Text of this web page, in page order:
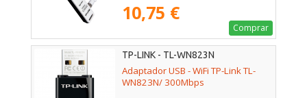
10,75 €
Comprar
TP-LINK - TL-WN823N
Adaptador USB - WiFi TP-Link TL-
WN823N/ 300Mbps